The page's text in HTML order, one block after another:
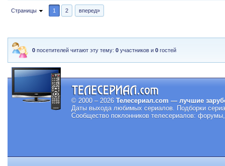
Страницы 1 2 вперед»
0 посетителей читают эту тему:0 участников и0 гостей
© 2000 – 2026 Телесериал.com — лучшие
Даты выхода любимых сериалов. Подборки
Сообщество поклонников телесериалов: